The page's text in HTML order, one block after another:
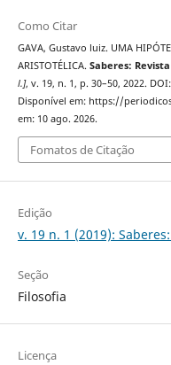
Como Citar
GAVA, Gustavo luiz. UMA
ARISTOTÉLICA. Saberes:
l.], v. 19, n. 1, p. 30–50, 2022.
Disponível em: https://
em: 10 ago. 2026.
Fomatos de Citação
Edição
v. 19 n. 1 (2019):
Seção
Filosofia
Licença